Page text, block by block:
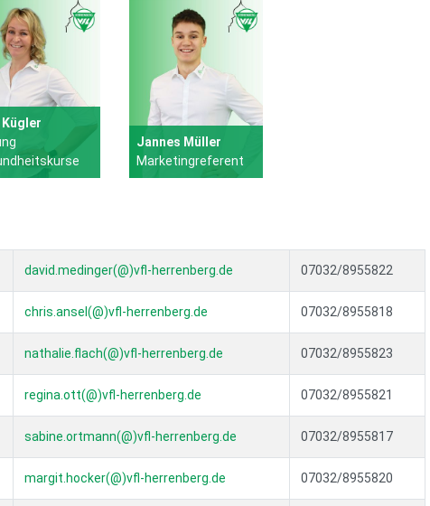
Kügler
Jannes Müller
Marketingreferent
david.medinger(@)vfl-herrenberg.de 07032/8955822
chris.ansel(@)vfl-herrenberg.de 07032/8955818
nathalie.flach(@)vfl-herrenberg.de 07032/8955823
regina.ott(@)vfl-herrenberg.de 07032/8955821
sabine.ortmann(@)vfl-herrenberg.de 07032/8955817
margit.hocker(@)vfl-herrenberg.de 07032/8955820